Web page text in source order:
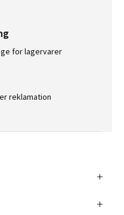
for lagervarer
reklamation